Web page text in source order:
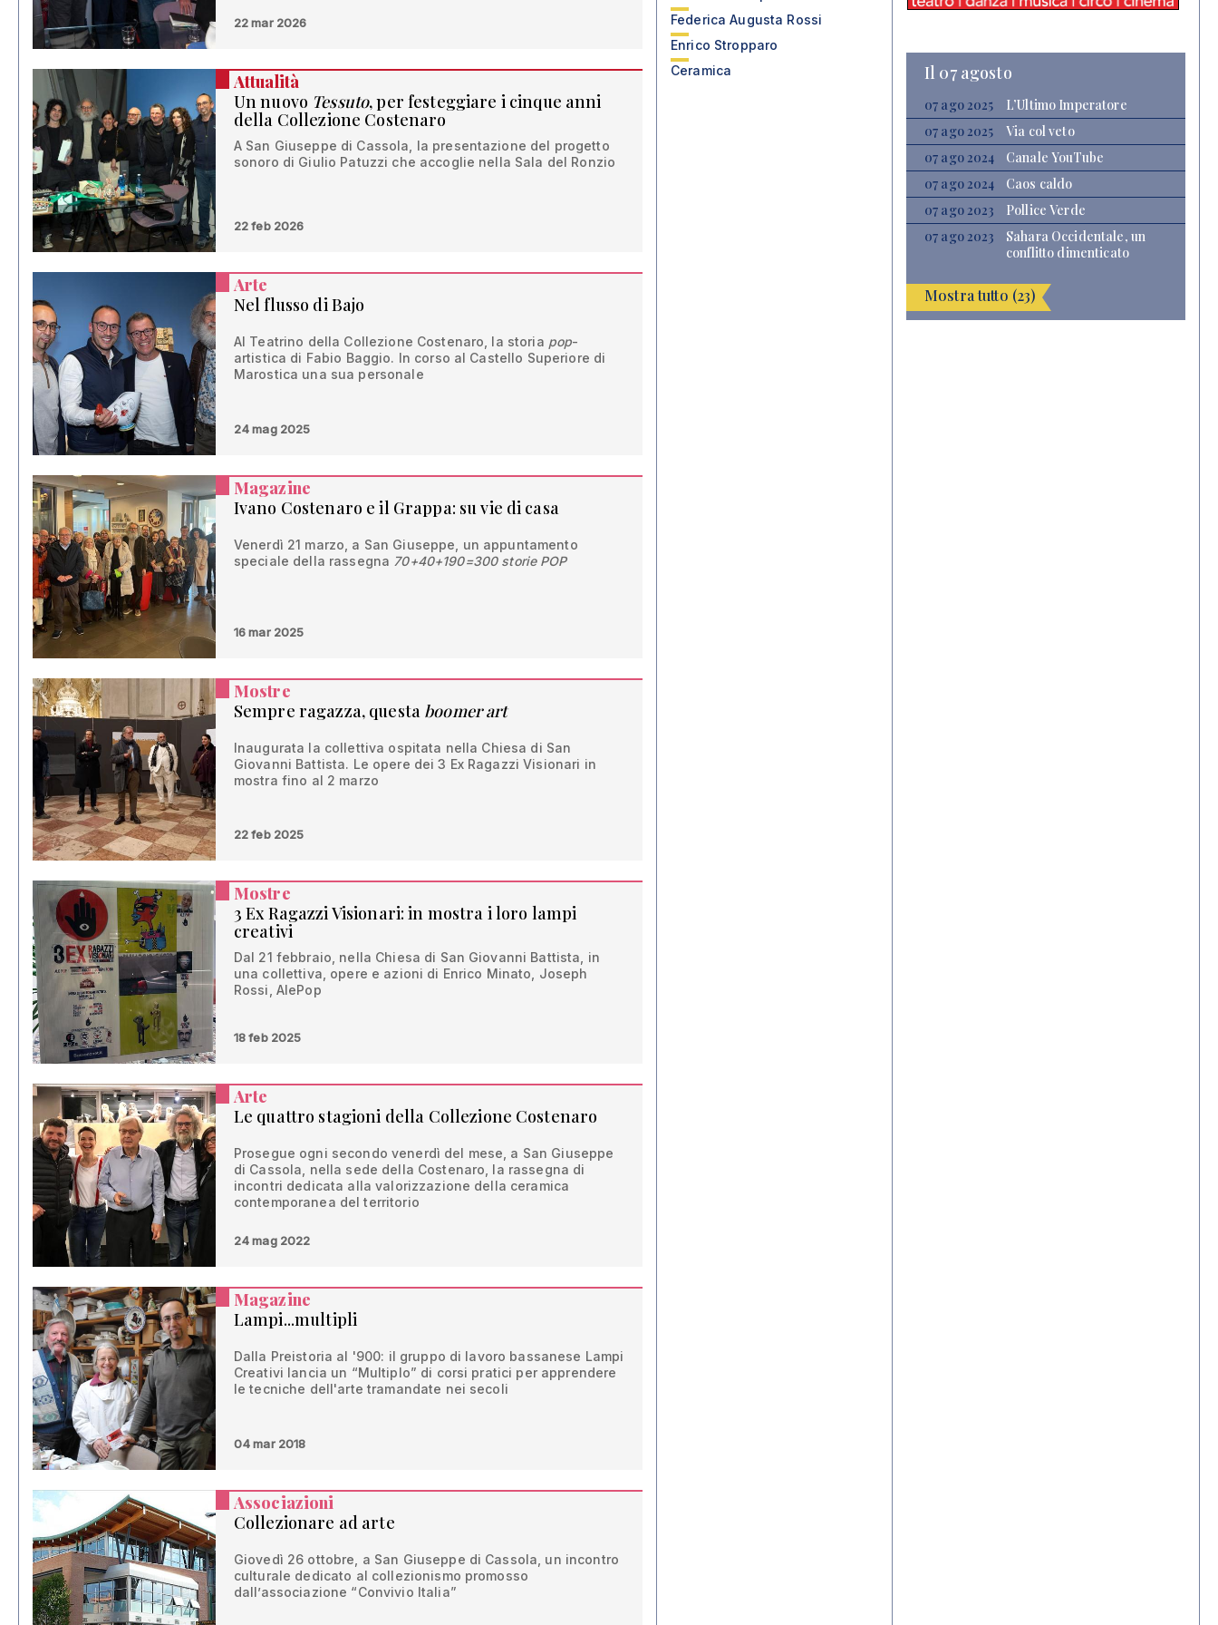
22 mar 2026
Attualità
Un nuovo Tessuto, per festeggiare i cinque anni
della Collezione Costenaro
A San Giuseppe di Cassola, la presentazione del progetto
sonoro di Giulio Patuzzi che accoglie nella Sala del Ronzio
22 feb 2026
Arte
Nel flusso di Bajo
Al Teatrino della Collezione Costenaro, la storia pop-
artistica di Fabio Baggio. In corso al Castello Superiore di
Marostica una sua personale
24 mag 2025
Magazine
Ivano Costenaro e il Grappa: su vie di casa
Venerdì 21 marzo, a San Giuseppe, un appuntamento
speciale della rassegna 70+40+190=300 storie POP
16 mar 2025
Mostre
Sempre ragazza, questa boomer art
Inaugurata la collettiva ospitata nella Chiesa di San
Giovanni Battista. Le opere dei 3 Ex Ragazzi Visionari in
mostra fino al 2 marzo
22 feb 2025
Mostre
3 Ex Ragazzi Visionari: in mostra i loro lampi
creativi
Dal 21 febbraio, nella Chiesa di San Giovanni Battista, in
una collettiva, opere e azioni di Enrico Minato, Joseph
Rossi, AlePop
18 feb 2025
Arte
Le quattro stagioni della Collezione Costenaro
Prosegue ogni secondo venerdì del mese, a San Giuseppe
di Cassola, nella sede della Costenaro, la rassegna di
incontri dedicata alla valorizzazione della ceramica
contemporanea del territorio
24 mag 2022
Magazine
Lampi...multipli
Dalla Preistoria al '900: il gruppo di lavoro bassanese Lampi
Creativi lancia un “Multiplo” di corsi pratici per apprendere
le tecniche dell'arte tramandate nei secoli
04 mar 2018
Associazioni
Collezionare ad arte
Giovedì 26 ottobre, a San Giuseppe di Cassola, un incontro
culturale dedicato al collezionismo promosso
dall’associazione “Convivio Italia”
Federica Augusta Rossi
Enrico Stropparo
Ceramica
Il 07 agosto
07 ago 2025
L’Ultimo Imperatore
07 ago 2025
Via col veto
07 ago 2024
Canale YouTube
07 ago 2024
Caos caldo
07 ago 2023
Pollice Verde
07 ago 2023
Sahara Occidentale, un
conflitto dimenticato
Mostra tutto (23)